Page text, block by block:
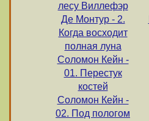
лесу Виллефэр
Де Монтур - 2.
Когда восходит
полная луна
Соломон Кейн -
01. Перестук
костей
Соломон Кейн -
02. Под пологом